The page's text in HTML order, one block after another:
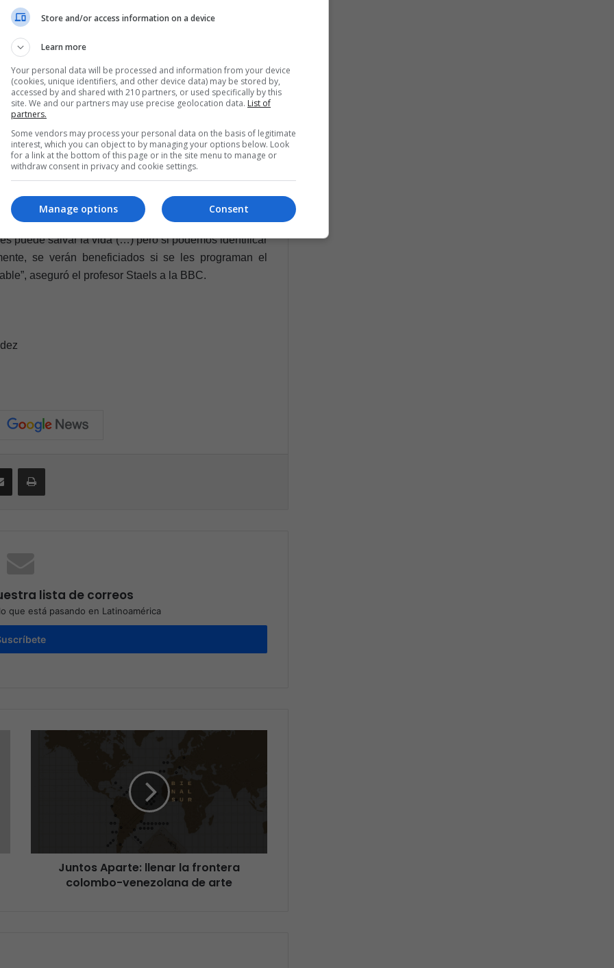
incluso la muerte postquirúrgica.
a los pacientes de alto riesgo que necesitan
del Instituto Pasteur de Lille asegura que será
corazón para las horas de la tarde, pero sí puede
diabetes tipo 2.
gana premio Nobel de Medicina
operados antes del mediodía sufrieron eventos
tarde. Esto significa que se evitó un evento adverso
puede salvar la vida (…) pero si podemos identificar
se verán beneficiados si se les programan el
aseguró el profesor Staels a la BBC.
lista de correos
que está pasando en Latinoamérica
Juntos Aparte: llenar la frontera
colombo-venezolana de arte
Store and/or access information on a device
Learn more
Your personal data will be processed and information from your device
(cookies, unique identifiers, and other device data) may be stored by,
accessed by and shared with 210 partners, or used specifically by this
site. We and our partners may use precise geolocation data. List of
partners.
Some vendors may process your personal data on the basis of legitimate
interest, which you can object to by managing your options below. Look
for a link at the bottom of this page or in the site menu to manage or
withdraw consent in privacy and cookie settings.
Consent
Manage options